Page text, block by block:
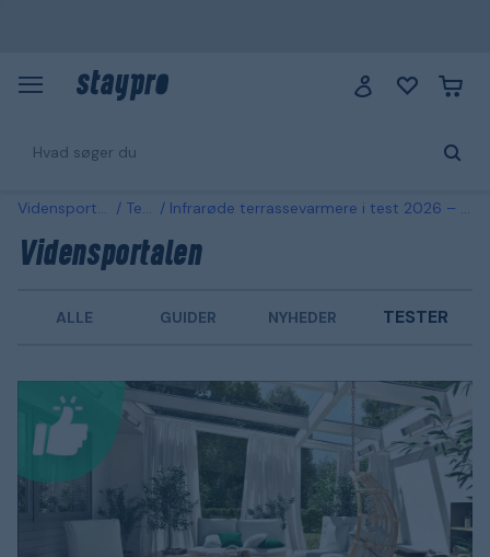
Vidensportalen Tester Infrarøde terrassevarmere i test 2026 – 3 kundefavoritter sammenlignet
Vidensportalen
ALLE GUIDER NYHEDER TESTER